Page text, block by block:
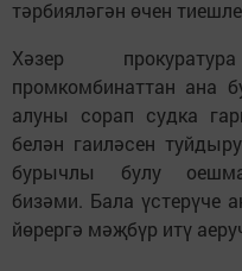
тәрбияләгән өчен
Хәзер
промкомбинаттан ана
алуны сорап судка
белән гаиләсен
бурычлы булу оешма-
бизәми. Бала үстерүче
йөрергә мәҗбүр итү